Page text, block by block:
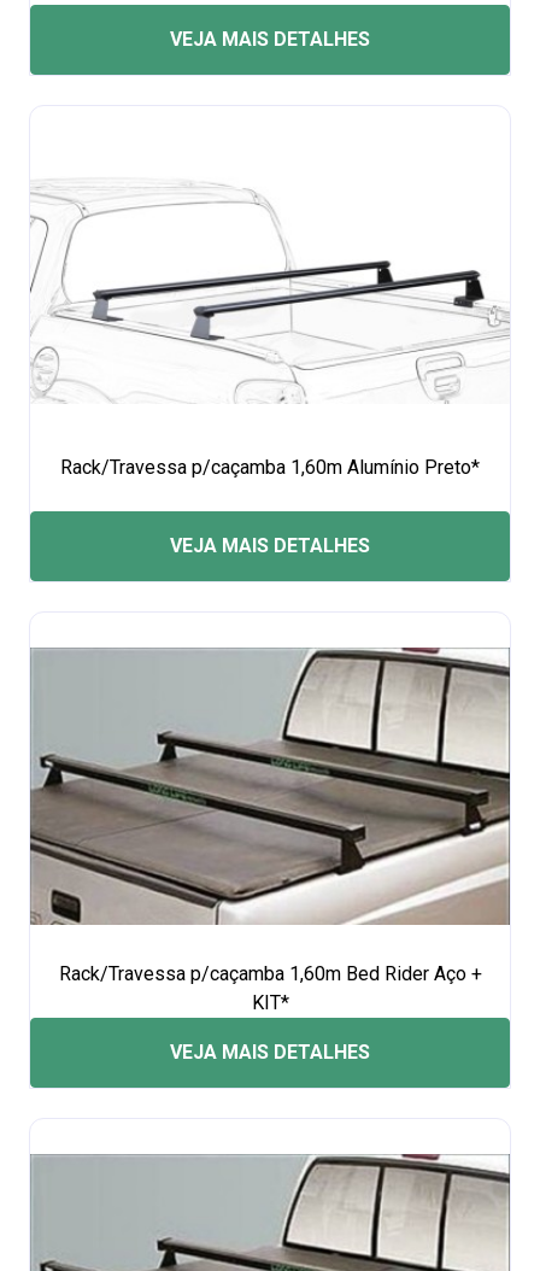
VEJA MAIS DETALHES
Rack/Travessa p/caçamba 1,60m Alumínio Preto*
VEJA MAIS DETALHES
Rack/Travessa p/caçamba 1,60m Bed Rider Aço +
KIT*
VEJA MAIS DETALHES